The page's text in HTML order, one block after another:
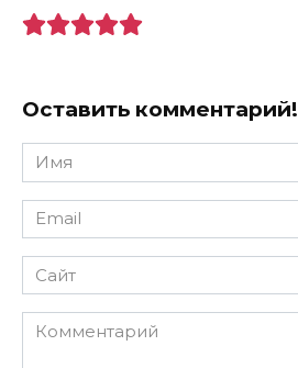
Оставить комментарий!
Имя
*
Email
*
Сайт
Комментарий